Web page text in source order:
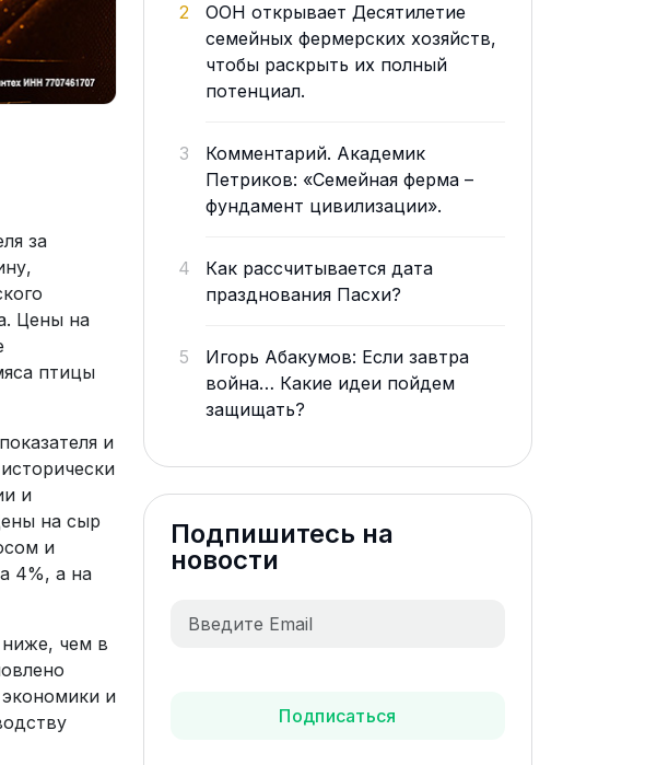
за
Цены на
птицы
и
и
на сыр
и
4%, а на
ниже, чем в
и
2
ООН открывает Десятилетие
семейных фермерских хозяйств,
чтобы раскрыть их полный
потенциал.
3
Комментарий. Академик
Петриков: «Семейная ферма –
фундамент цивилизации».
4
Как рассчитывается дата
празднования Пасхи?
5
Игорь Абакумов: Если завтра
война… Какие идеи пойдем
защищать?
Подпишитесь на
новости
Подписаться